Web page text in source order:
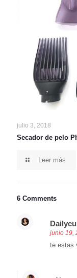
julio 3, 2018
Secador de pelo
Leer más
6 Comments
junio 19,
te estas